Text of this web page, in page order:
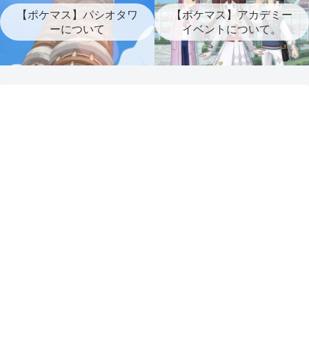
【ポケマス】パシオタワ
ーについて
【ポケマス】アカデミー
イベントについて。